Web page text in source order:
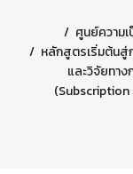
ศูนย์ความ
หลักสูตรเริ่มต้นสู่
และวิจัยทา
(Subscription